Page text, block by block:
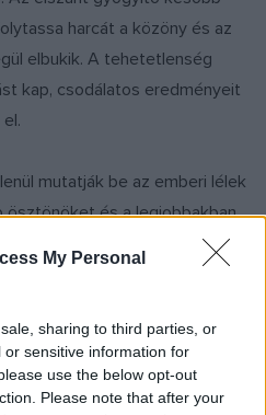
My Personal
sharing to third parties, or
sensitive information for
use the below opt-out
Please note that after your
harcát a közöny és az
elbukik. A tehetetlenség
kap, csodálatos eredményeit
mutatják be az emberi lélek
és a legjobbakban
címszerepét játszó
nagy drámai átéléssel járja
vátesz lélektani portréja,
képei erősítenek.